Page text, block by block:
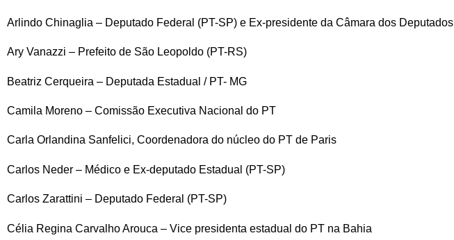
Arlindo Chinaglia – Deputado Federal (PT-SP) e Ex-presidente da Câmara dos Deputados
Ary Vanazzi – Prefeito de São Leopoldo (PT-RS)
Beatriz Cerqueira – Deputada Estadual / PT- MG
Camila Moreno – Comissão Executiva Nacional do PT
Carla Orlandina Sanfelici, Coordenadora do núcleo do PT de Paris
Carlos Neder – Médico e Ex-deputado Estadual (PT-SP)
Carlos Zarattini – Deputado Federal (PT-SP)
Célia Regina Carvalho Arouca – Vice presidenta estadual do PT na Bahia